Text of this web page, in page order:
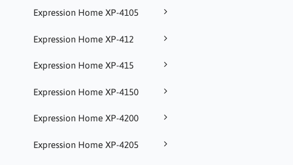
Expression Home XP-4105
Expression Home XP-412
Expression Home XP-415
Expression Home XP-4150
Expression Home XP-4200
Expression Home XP-4205